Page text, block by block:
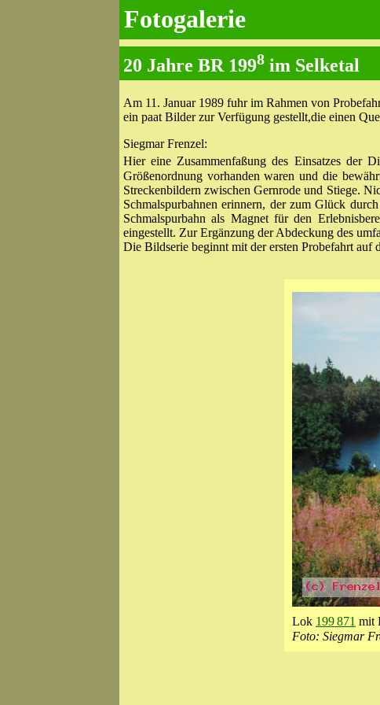
Fotogalerie
20 Jahre BR 1998im Selketal
Am 11. Januar 1989 fuhr im Rahmen von
ein paat Bilder zur Verfügung gestellt,die einen
Siegmar Frenzel:
Hier eine Zusammenfaßung des Einsatzes der
Größenordnung vorhanden waren und die
Streckenbildern zwischen Gernrode und Stiege.
Schmalspurbahnen erinnern, der zum Glück
Schmalspurbahn als Magnet für den
eingestellt. Zur Ergänzung der Abdeckung des
Die Bildserie beginnt mit der ersten Probefahrt auf
Lok 199 871 mit
Foto: Siegmar